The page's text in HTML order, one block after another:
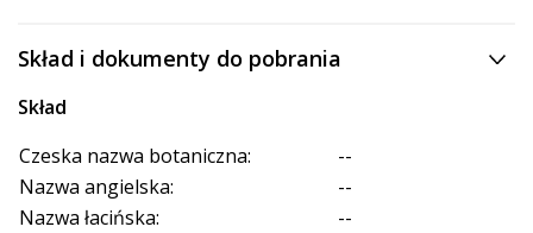
Skład i dokumenty do pobrania
Skład
Czeska nazwa botaniczna:
--
Nazwa angielska:
--
Nazwa łacińska:
--